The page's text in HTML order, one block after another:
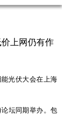
上网仍有作
光伏大会在上海
坛同期举办。包